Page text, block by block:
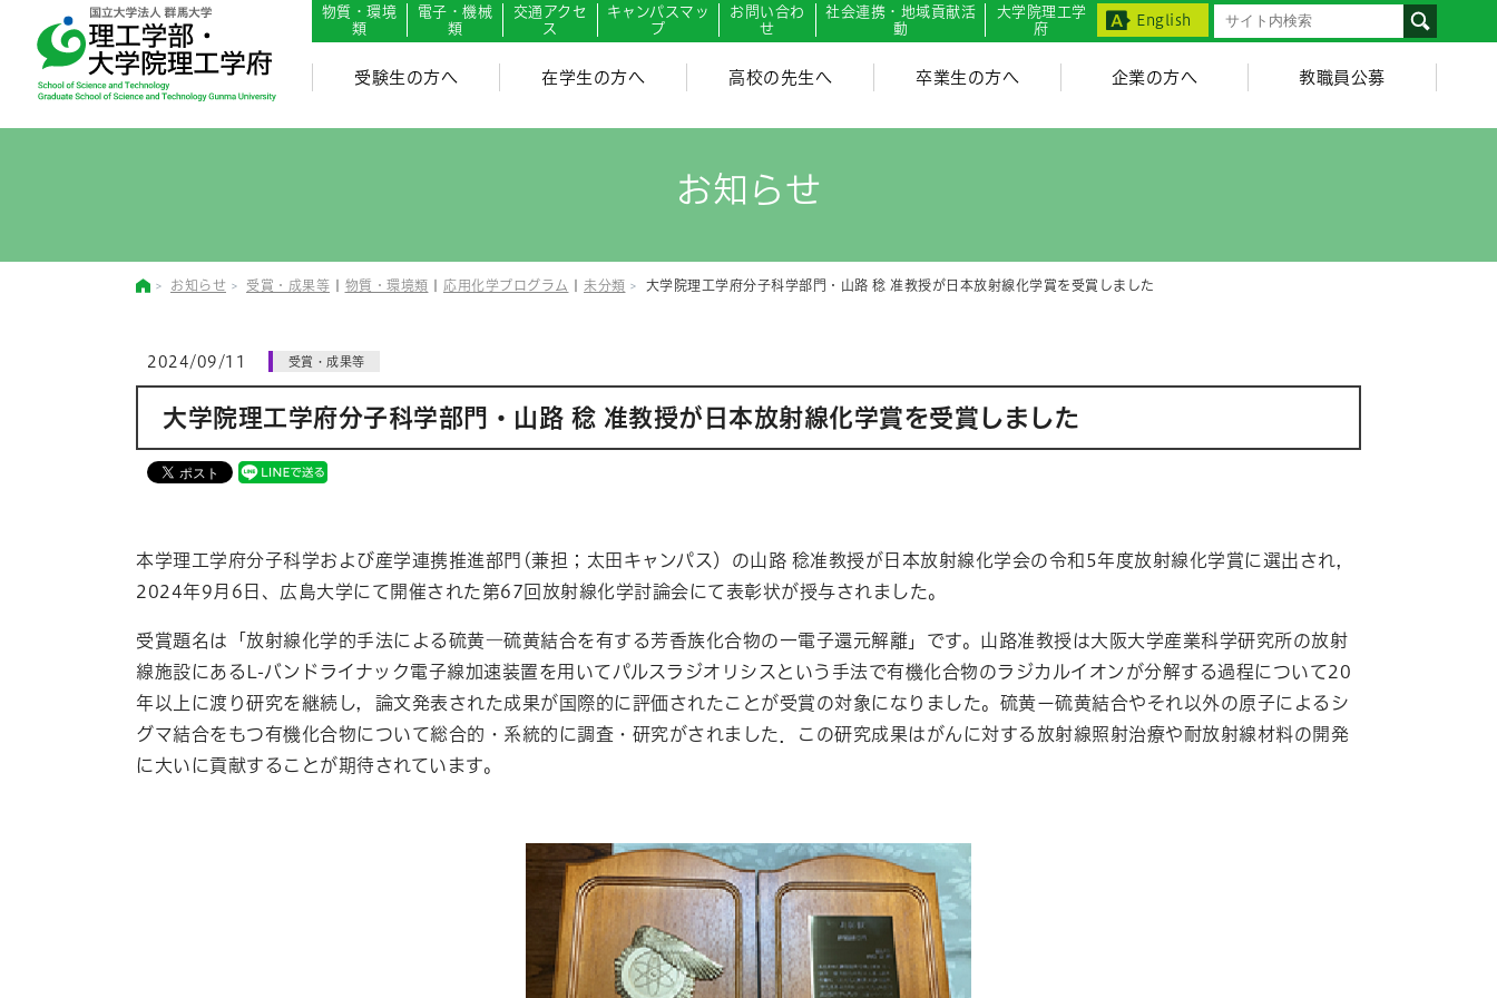
物質・環境
類
電子・機械
類
交通アクセ
ス
キャンパスマッ
プ
お問い合わ
せ
社会連携・地域貢献活
動
大学院理工学
府
English
受験生の方へ 在学生の方へ 高校の先生へ 卒業生の方へ 企業の方へ 教職員公募
Japanese
お知らせ
お知らせ 受賞・成果等 物質・環境類 応用化学プログラム 未分類 大学院理工学府分子科学部門・山路 稔 准教授が日本放射線化学賞を受賞しました
2024/09/11 受賞・成果等
大学院理工学府分子科学部門・山路 稔 准教授が日本放射線化学賞を受賞しました
本学理工学府分子科学および産学連携推進部門 (兼担；太田キャンパス）の山路 稔准教授が日本放射線化学会の令和 5年度放射線化学賞に選出され，
2024年9月 6 日、広島大学にて開催された第67 回放射線化学討論会にて表彰状が授与されました。
受賞題名は「放射線化学的手法による硫黄―硫黄結合を有する芳香族化合物の一電子還元解離」です。山路准教授は大阪大学産業科学研究所の放射
線施設にある L-バンドライナック電子線加速装置を用いてパルスラジオリシスという手法で有機化合物のラジカルイオンが分解する過程について20
年以上に渡り研究を継続し，論文発表された成果が国際的に評価されたことが受賞の対象になりました。硫黄ー硫黄結合やそれ以外の原子によるシ
グマ結合をもつ有機化合物について総合的・系統的に調査・研究がされました．この研究成果はがんに対する放射線照射治療や耐放射線材料の開発
に大いに貢献することが期待されています。